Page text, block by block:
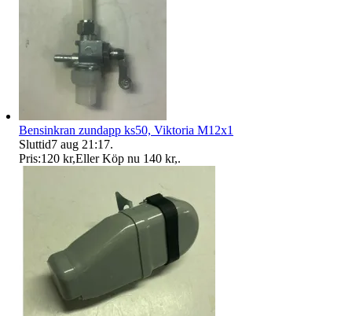
Bensinkran zundapp ks50, Viktoria M12x1
Sluttid7 aug 21:17.
Pris:120 kr,Eller Köp nu 140 kr,.